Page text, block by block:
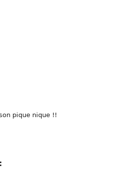
pique nique !!